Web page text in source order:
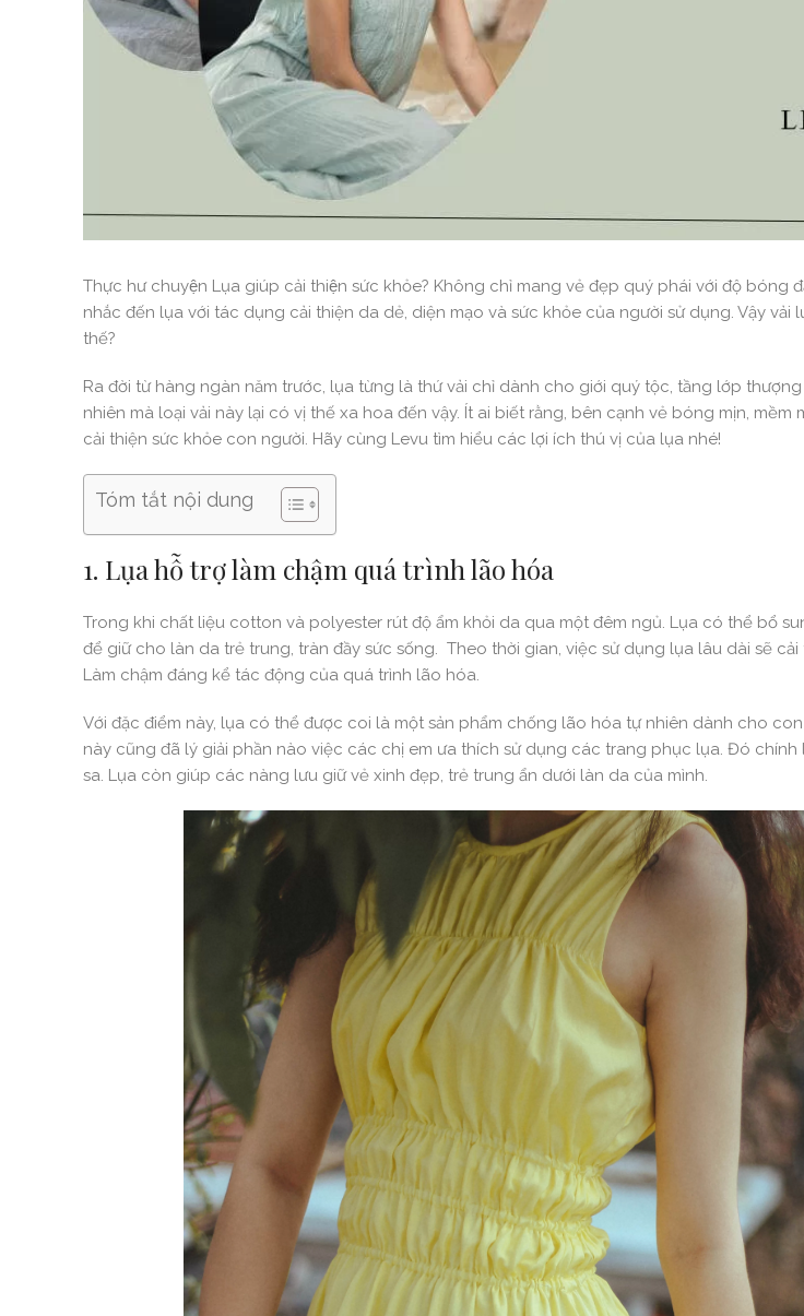
Thực hư chuyện Lụa giúp cải thiện sức khỏe? Không chỉ mang vẻ đẹp quý phái với độ bóng
nhắc đến lụa với tác dụng cải thiện da dẻ, diện mạo và sức khỏe của người sử dụng. Vậy vải
thế?
Ra đời từ hàng ngàn năm trước, lụa từng là thứ vải chỉ dành cho giới quý tộc, tầng lớp
nhiên mà loại vải này lại có vị thế xa hoa đến vậy. Ít ai biết rằng, bên cạnh vẻ bóng mịn, mềm
cải thiện sức khỏe con người. Hãy cùng Levu tìm hiểu các lợi ích thú vị của lụa nhé!
Tóm tắt nội dung
1. Lụa hỗ trợ làm chậm quá trình lão hóa
Trong khi chất liệu cotton và polyester rút độ ẩm khỏi da qua một đêm ngủ. Lụa có thể bổ
để giữ cho làn da trẻ trung, tràn đầy sức sống. Theo thời gian, việc sử dụng lụa lâu dài sẽ
Làm chậm đáng kể tác động của quá trình lão hóa.
Với đặc điểm này, lụa có thể được coi là một sản phẩm chống lão hóa tự nhiên dành cho
này cũng đã lý giải phần nào việc các chị em ưa thích sử dụng các trang phục lụa. Đó
sa. Lụa còn giúp các nàng lưu giữ vẻ xinh đẹp, trẻ trung ẩn dưới làn da của mình.